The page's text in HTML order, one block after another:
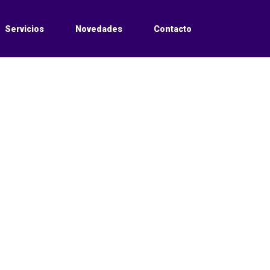
Servicios Novedades Contacto